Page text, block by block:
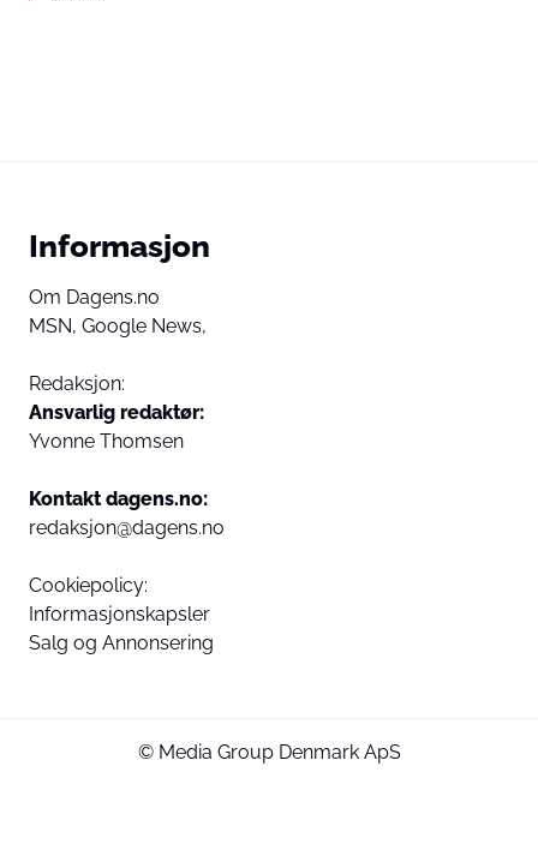
Informasjon
Om Dagens.no
MSN, Google News,
Redaksjon:
Ansvarlig redaktør:
Yvonne Thomsen
Kontakt dagens.no:
redaksjon@dagens.no
Cookiepolicy:
Informasjonskapsler
Salg og Annonsering
© Media Group Denmark ApS